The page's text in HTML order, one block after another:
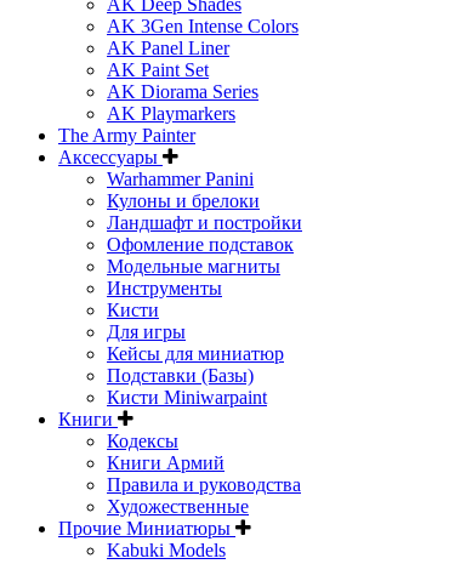
AK Deep Shades
AK 3Gen Intense Colors
AK Panel Liner
AK Paint Set
AK Diorama Series
AK Playmarkers
The Army Painter
Аксессуары
Warhammer Panini
Кулоны и брелоки
Ландшафт и постройки
Офомление подставок
Модельные магниты
Инструменты
Кисти
Для игры
Кейсы для миниатюр
Подставки (Базы)
Кисти Miniwarpaint
Книги
Кодексы
Книги Армий
Правила и руководства
Художественные
Прочие Миниатюры
Kabuki Models